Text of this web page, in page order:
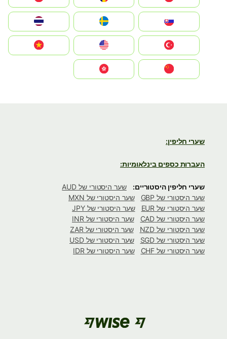
Slovensko
United States
Vietnam
שערי חליפין:
העברות כספים בינלאומיות:
שערי חליפין היסטוריים:
שער היסטורי של AUD
שער היסטורי של GBP
שער היסטורי של MXN
שער היסטורי של EUR
שער היסטורי של JPY
שער היסטורי של CAD
שער היסטורי של INR
שער היסטורי של NZD
שער היסטורי של ZAR
שער היסטורי של SGD
שער היסטורי של USD
שער היסטורי של CHF
שער היסטורי של IDR